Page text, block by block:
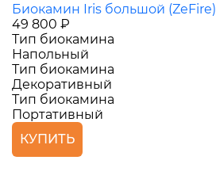
Биокамин Iris большой (ZeFire)
49 800 ₽
Тип биокамина
Напольный
Тип биокамина
Декоративный
Тип биокамина
Портативный
КУПИТЬ